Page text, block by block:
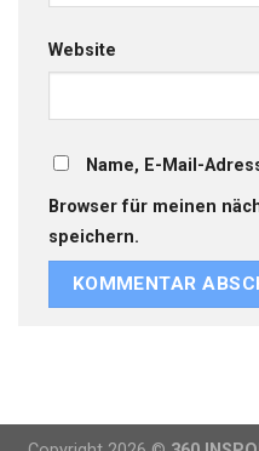
Website
Name, E-Mail-
Browser für meinen
speichern.